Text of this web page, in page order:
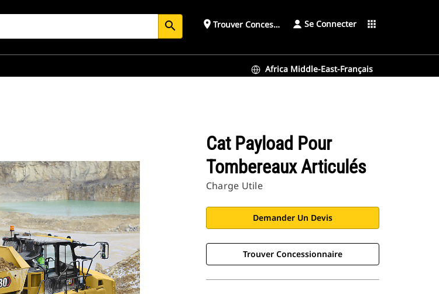
search place Trouver ConcessionnaireSe Connecter apps
Africa Middle-East-Français
Cat Payload Pour
Tombereaux Articulés
Charge Utile
Demander Un Devis
Trouver Concessionnaire